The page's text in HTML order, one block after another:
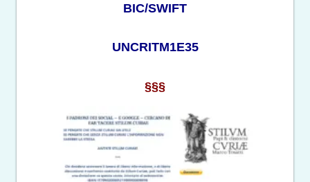
BIC/SWIFT
UNCRITM1E35
§§§